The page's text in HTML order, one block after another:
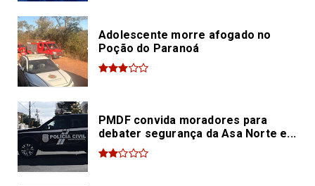
Adolescente morre afogado no
Poção do Paranoá
PMDF convida moradores para
debater segurança da Asa Norte e...